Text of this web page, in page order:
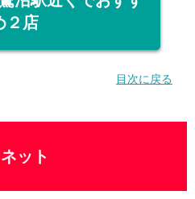
２店
目次に戻る
ット